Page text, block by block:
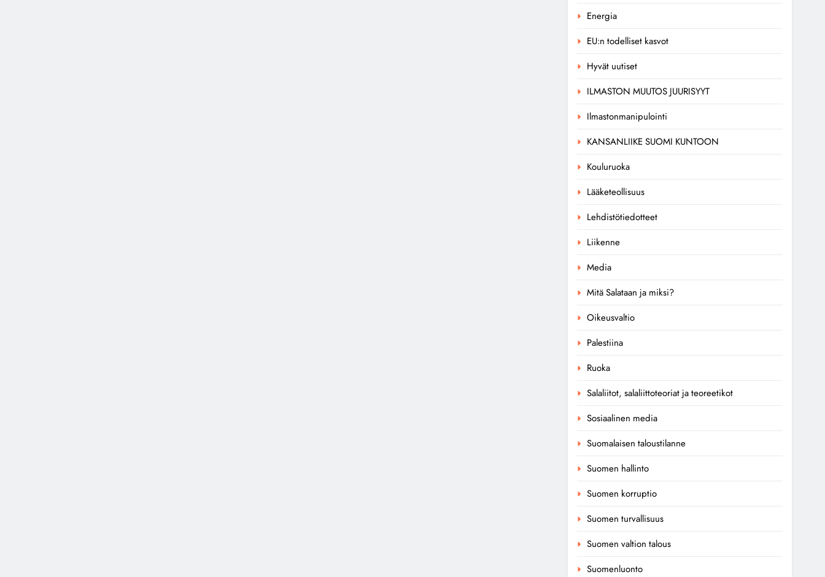
Energia
EU:n todelliset kasvot
Hyvät uutiset
ILMASTON MUUTOS JUURISYYT
Ilmastonmanipulointi
KANSANLIIKE SUOMI KUNTOON
Kouluruoka
Lääketeollisuus
Lehdistötiedotteet
Liikenne
Media
Mitä Salataan ja miksi?
Oikeusvaltio
Palestiina
Ruoka
Salaliitot, salaliittoteoriat ja teoreetikot
Sosiaalinen media
Suomalaisen taloustilanne
Suomen hallinto
Suomen korruptio
Suomen turvallisuus
Suomen valtion talous
Suomenluonto